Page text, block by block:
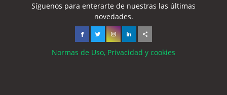
Síguenos para enterarte de nuestras las últimas
novedades.
Normas de Uso, Privacidad y cookies